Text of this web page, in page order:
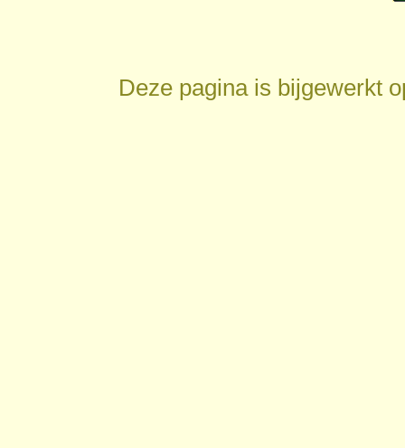
Deze pagina is bijgewerkt